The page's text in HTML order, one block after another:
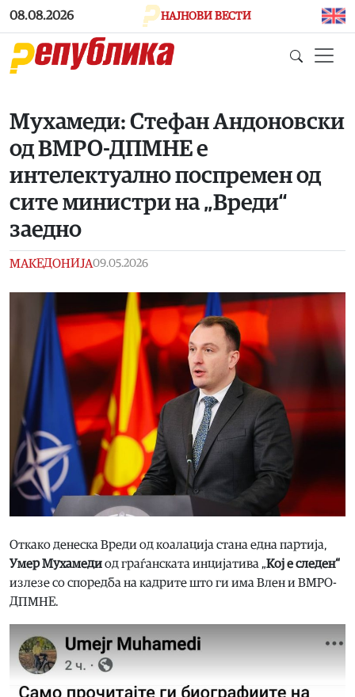
Skip to main content
08.08.2026 НАЈНОВИ ВЕСТИ
Mухамеди: Стефан Андоновски
од ВМРО-ДПМНЕ е
интелектуално поспремен од
сите министри на „Вреди“
заедно
МАКЕДОНИЈА09.05.2026
Oткако денеска Вреди од коалација стана една партија,
Умер Мухамедиод граѓанската инцијатива „Кој е следен“
излезе со споредба на кадрите што ги има Влен и ВМРО-
ДПМНЕ.